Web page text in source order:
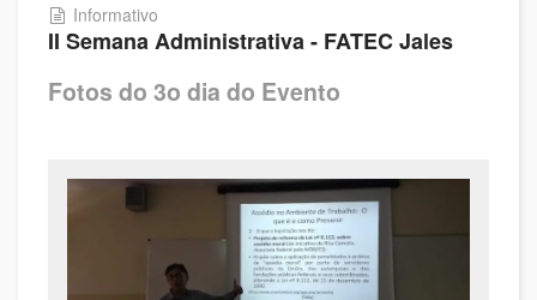
Informativo
II Semana Administrativa - FATEC Jales
Fotos do 3o dia do Evento